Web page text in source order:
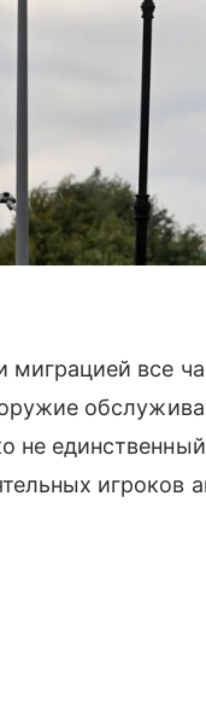
миграцией все
не
игроков